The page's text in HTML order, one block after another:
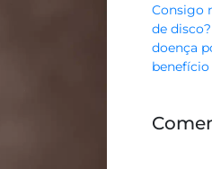
Consigo
de
doença
benefício